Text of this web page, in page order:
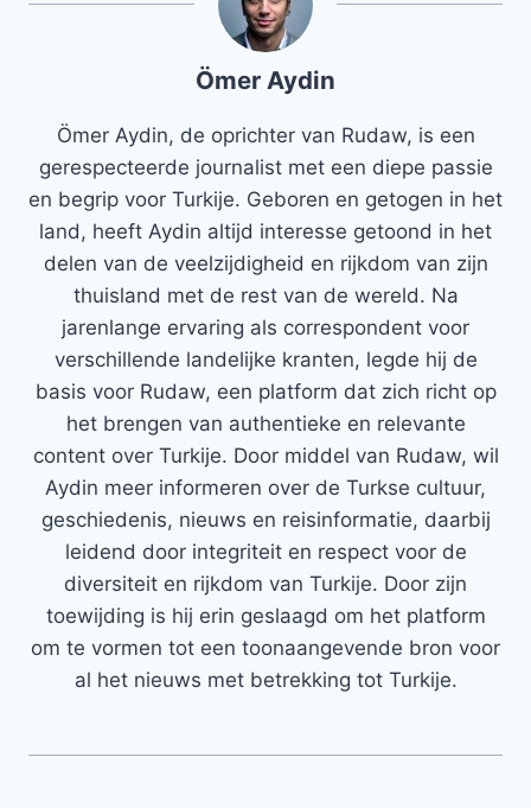
Ömer Aydin
Ömer Aydin, de oprichter van Rudaw, is een
gerespecteerde journalist met een diepe passie
en begrip voor Turkije. Geboren en getogen in het
land, heeft Aydin altijd interesse getoond in het
delen van de veelzijdigheid en rijkdom van zijn
thuisland met de rest van de wereld. Na
jarenlange ervaring als correspondent voor
verschillende landelijke kranten, legde hij de
basis voor Rudaw, een platform dat zich richt op
het brengen van authentieke en relevante
content over Turkije. Door middel van Rudaw, wil
Aydin meer informeren over de Turkse cultuur,
geschiedenis, nieuws en reisinformatie, daarbij
leidend door integriteit en respect voor de
diversiteit en rijkdom van Turkije. Door zijn
toewijding is hij erin geslaagd om het platform
om te vormen tot een toonaangevende bron voor
al het nieuws met betrekking tot Turkije.